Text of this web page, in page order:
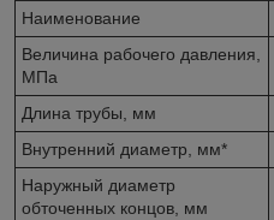
Наименование
Величина рабочего давления,
МПа
Длина трубы, мм
Внутренний диаметр, мм*
Наружный диаметр
обточенных концов, мм